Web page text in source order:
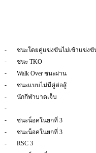
- ชนะโดยคู่แข่งขันไม่เข้าแข่งขั
- ชนะ TKO
- Walk Over ชนะผ่าน
- ชนะแบบไม่มีคู่ต่อสู้
- นักกีฬาบาดเจ็บ
-
- ชนะน็อคในยกที่ 3
- ชนะน็อคในยกที่ 3
- RSC 3